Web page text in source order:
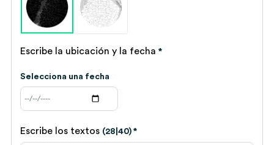
Escribe la ubicación y la fecha *
Selecciona una fecha
Escribe los textos (28|40) *